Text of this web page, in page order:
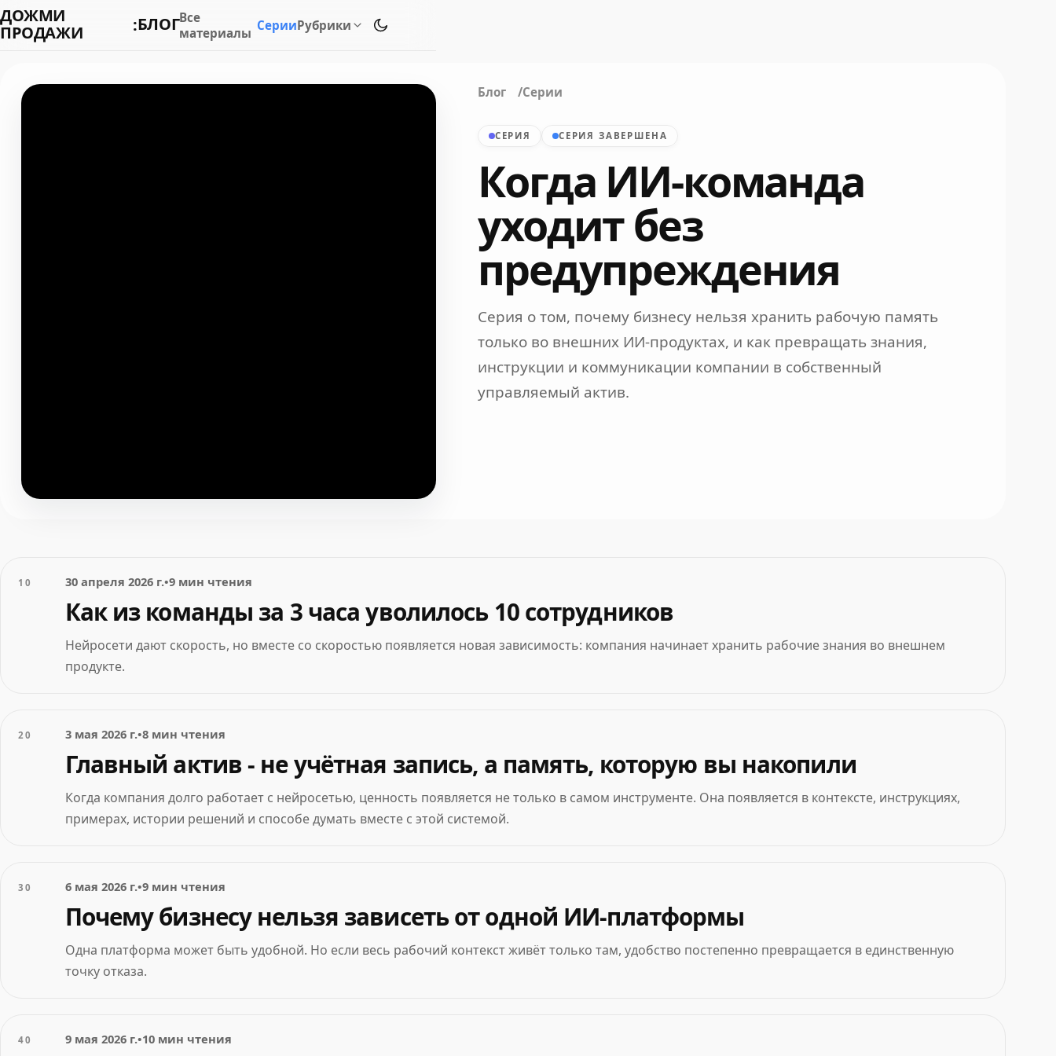
ДОЖМИ
ПРОДАЖИ
:БЛОГВсе
материалы СерииРубрики Переключить тему оформления
Блог Серии
СЕРИЯ СЕРИЯ ЗАВЕРШЕНА
Когда ИИ-команда
уходит без
предупреждения
Серия о том, почему бизнесу нельзя хранить рабочую память
только во внешних ИИ-продуктах, и как превращать знания,
инструкции и коммуникации компании в собственный
управляемый актив.
10 30 апреля 2026 г.•9 мин чтения
Как из команды за 3 часа уволилось 10 сотрудников
Нейросети дают скорость, но вместе со скоростью появляется новая зависимость: компания начинает хранить рабочие знания во внешнем
продукте.
20 3 мая 2026 г.•8 мин чтения
Главный актив - не учётная запись, а память, которую вы накопили
Когда компания долго работает с нейросетью, ценность появляется не только в самом инструменте. Она появляется в контексте, инструкциях,
примерах, истории решений и способе думать вместе с этой системой.
30 6 мая 2026 г.•9 мин чтения
Почему бизнесу нельзя зависеть от одной ИИ-платформы
Одна платформа может быть удобной. Но если весь рабочий контекст живёт только там, удобство постепенно превращается в единственную
точку отказа.
40 9 мая 2026 г.•10 мин чтения